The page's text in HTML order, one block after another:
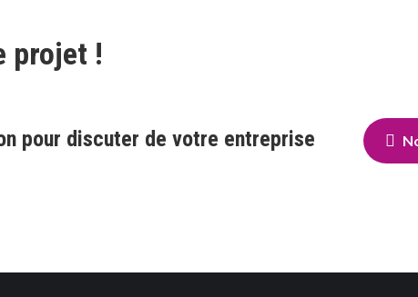
projet !
pour discuter de votre entreprise